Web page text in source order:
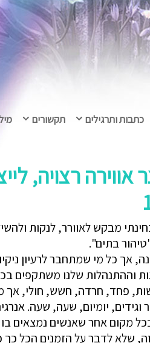
כתבות ותרגילים תקשורים
אווירה רצויה,
מבקש לאוורר, לנקות
בתים".
אך כל מי שמתחבר לרעיון
וההתנהלות שלנו משתקפים
פחד, חרדה, חשש, חולי, אך
וגידים, יומיום, שעה, שעה.
מקום אחר שאנשים נמצאים
לדבר על הזמנים הכל כך